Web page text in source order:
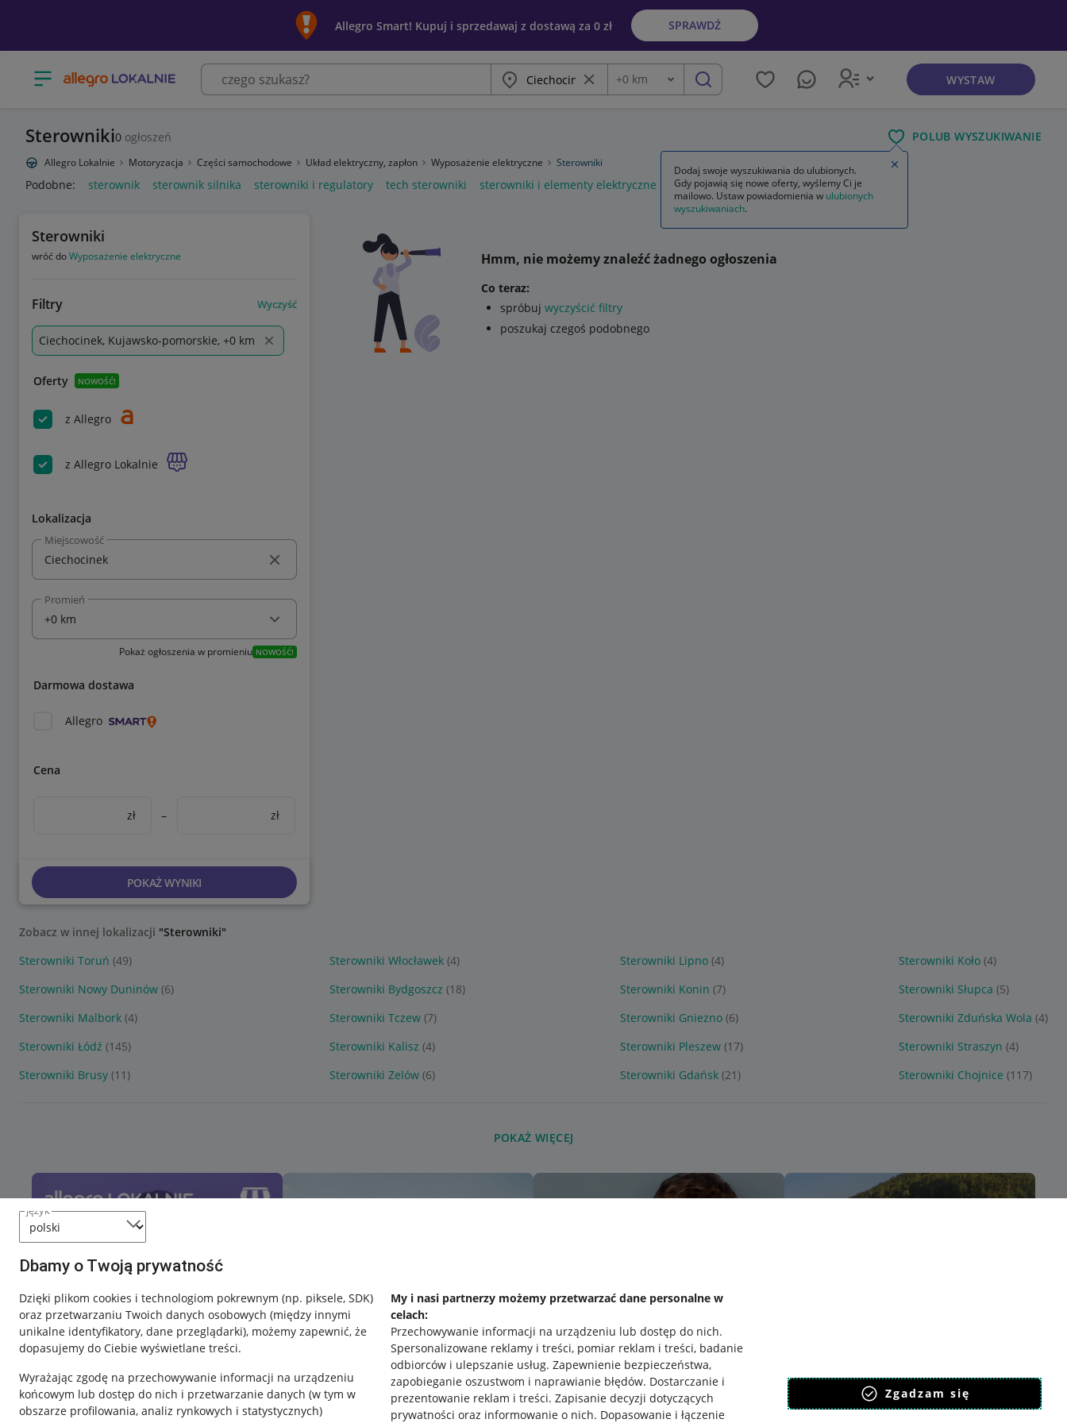
język
Dbamy o Twoją prywatność
Dzięki plikom cookies i technologiom pokrewnym (np. piksele, SDK)
oraz przetwarzaniu Twoich danych osobowych (między innymi
unikalne identyfikatory, dane przeglądarki), możemy zapewnić, że
dopasujemy do Ciebie wyświetlane treści.
Wyrażając zgodę na przechowywanie informacji na urządzeniu
końcowym lub dostęp do nich i przetwarzanie danych (w tym w
obszarze profilowania, analiz rynkowych i statystycznych)
My i nasi partnerzy możemy przetwarzać dane personalne w
celach:
Przechowywanie informacji na urządzeniu lub dostęp do nich.
Spersonalizowane reklamy i treści, pomiar reklam i treści, badanie
odbiorców i ulepszanie usług. Zapewnienie bezpieczeństwa,
zapobieganie oszustwom i naprawianie błędów. Dostarczanie i
prezentowanie reklam i treści. Zapisanie decyzji dotyczących
prywatności oraz informowanie o nich. Dopasowanie i łączenie
Zgadzam się
Allegro Smart! Kupuj i sprzedawaj z dostawą za 0 zł SPRAWDŹ
Otwórz menu z kategoriami Miasto Wyczyść frazę
Odległość
+0 km szukaj WYSTAW
Sterowniki0 ogłoszeń POLUB WYSZUKIWANIE
Allegro Lokalnie Motoryzacja Części samochodowe Układ elektryczny, zapłon Wyposażenie elektryczne Sterowniki
Podobne: sterownik sterownik silnika sterowniki i regulatory tech sterowniki sterowniki i elementy elektryczne
Sterowniki
wróć doWyposażenie elektryczne
Filtry Wyczyść
Ciechocinek, Kujawsko-pomorskie, +0 km
Oferty NOWOŚĆ!
z Allegro
z Allegro Lokalnie
Lokalizacja
Miejscowość
Promień
Pokaż ogłoszenia w promieniu NOWOŚĆ!
Darmowa dostawa
Allegro
Cena
zł – zł
POKAŻ WYNIKI
Hmm, nie możemy znaleźć żadnego ogłoszenia
Co teraz:
spróbuj wyczyścić filtry
poszukaj czegoś podobnego
Zobacz w innej lokalizacji "Sterowniki"
Sterowniki Toruń (49) Sterowniki Włocławek (4) Sterowniki Lipno (4) Sterowniki Koło (4)
Sterowniki Nowy Duninów (6) Sterowniki Bydgoszcz (18) Sterowniki Konin (7) Sterowniki Słupca (5)
Sterowniki Malbork (4) Sterowniki Tczew (7) Sterowniki Gniezno (6) Sterowniki Zduńska Wola (4)
Sterowniki Łódź (145) Sterowniki Kalisz (4) Sterowniki Pleszew (17) Sterowniki Straszyn (4)
Sterowniki Brusy (11) Sterowniki Zelów (6) Sterowniki Gdańsk (21) Sterowniki Chojnice (117)
POKAŻ WIĘCEJ
Dodaj swoje wyszukiwania do ulubionych.
Gdy pojawią się nowe oferty, wyślemy Ci je
mailowo. Ustaw powiadomienia w ulubionych
wyszukiwaniach.
Zamknij wskazówkę